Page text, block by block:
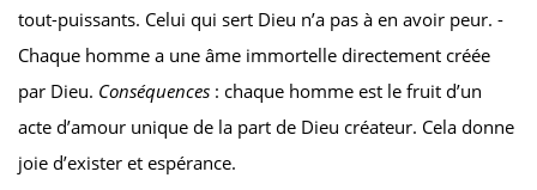
tout-puissants. Celui qui sert Dieu n’a pas à en avoir peur. -
Chaque homme a une âme immortelle directement créée
par Dieu. Conséquences : chaque homme est le fruit d’un
acte d’amour unique de la part de Dieu créateur. Cela donne
joie d’exister et espérance.